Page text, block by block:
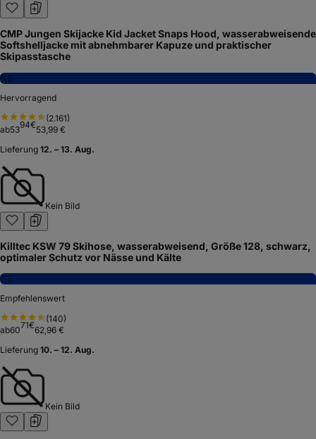
CMP Jungen Skijacke Kid Jacket Snaps Hood, wasserabweisende
Softshelljacke mit abnehmbarer Kapuze und praktischer
Skipasstasche
8,0
Hervorragend
(2.161)
ab5394€53,99 €
Lieferung 12. – 13. Aug.
Kein Bild
Killtec KSW 79 Skihose, wasserabweisend, Größe 128, schwarz,
optimaler Schutz vor Nässe und Kälte
7,3
Empfehlenswert
(140)
ab6071€62,96 €
Lieferung 10. – 12. Aug.
Kein Bild